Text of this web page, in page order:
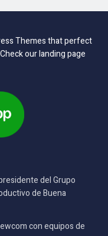
Themes that perfect
our landing page
del Grupo
de Buena
con equipos de